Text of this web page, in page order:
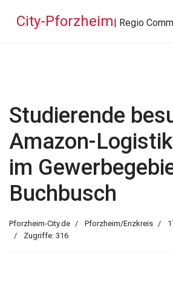
City-Pforzheim| Regio
Studierende
Amazon-
im
Buchbusch
Pforzheim-City.de Pforzheim/Enzkreis
Zugriffe: 316